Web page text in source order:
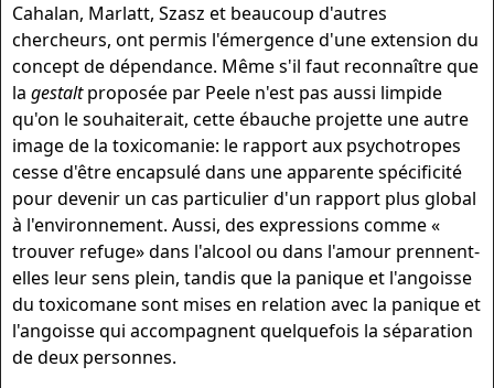
Cahalan, Marlatt, Szasz et beaucoup d'autres
chercheurs, ont permis l'émergence d'une extension du
concept de dépendance. Même s'il faut reconnaître que
la gestaltproposée par Peele n'est pas aussi limpide
qu'on le souhaiterait, cette ébauche projette une autre
image de la toxicomanie: le rapport aux psychotropes
cesse d'être encapsulé dans une apparente spécificité
pour devenir un cas particulier d'un rapport plus global
à l'environnement. Aussi, des expressions comme «
trouver refuge» dans l'alcool ou dans l'amour prennent-
elles leur sens plein, tandis que la panique et l'angoisse
du toxicomane sont mises en relation avec la panique et
l'angoisse qui accompa­gnent quelquefois la séparation
de deux personnes.